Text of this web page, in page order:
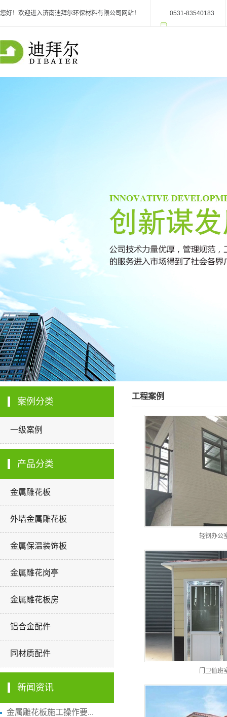
您好！欢迎进入济南迪拜尔环保材料有限公司网站！ 0531-83540183
案例分类
一级案例
产品分类
金属雕花板
外墙金属雕花板
金属保温装饰板
金属雕花岗亭
金属雕花板房
铝合金配件
同材质配件
新闻资讯
金属雕花板施工操作要...
工程案例
轻钢办公
门卫值班